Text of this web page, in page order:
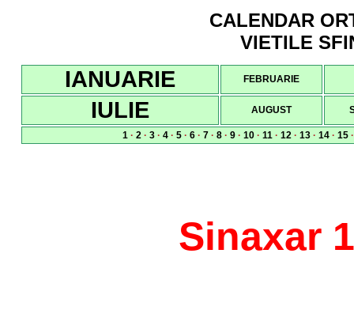
CALENDAR
VIETILE
IANUARIE FEBRUARIE
IULIE AUGUST
1 · 2 · 3 · 4 · 5 · 6 · 7 · 8 · 9 · 10 · 11 · 12 · 13 · 14 · 15
Sinaxar